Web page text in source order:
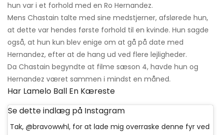
hun var i et forhold med en Ro Hernandez.
Mens Chastain talte med sine medstjerner, afslørede hun,
at dette var hendes første forhold til en kvinde. Hun sagde
også, at hun kun blev enige om at gå på date med
Hernandez, efter at de hang ud ved flere lejligheder.
Da Chastain begyndte at filme sæson 4, havde hun og
Hernandez været sammen i mindst en måned.
Har Lamelo Ball En Kæreste
Se dette indlæg på Instagram
Tak, @bravowwhl, for at lade mig overraske denne fyr ved